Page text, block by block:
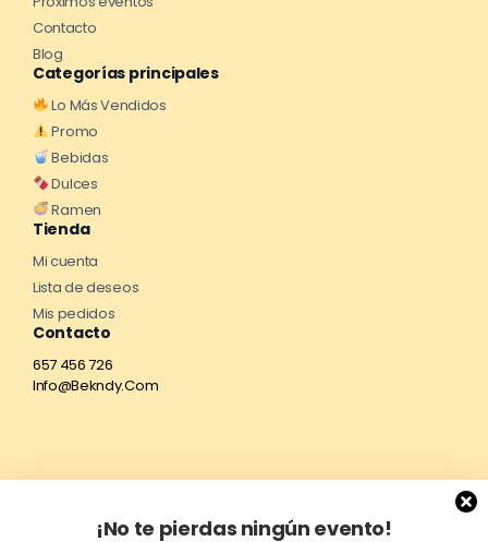
Contacto
Blog
Categorías principales
Lo Más Vendidos
Promo
Bebidas
Dulces
Ramen
Tienda
Mi cuenta
Lista de deseos
Mis pedidos
Contacto
657 456 726
Info@Bekndy.Com
¡No te pierdas ningún evento!